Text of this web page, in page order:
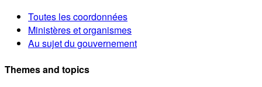
Toutes les coordonnées
Ministères et organismes
Au sujet du gouvernement
Themes and topics